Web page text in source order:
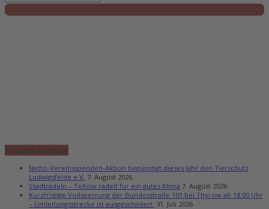
Neueste Beiträge
Netto-Vereinsspenden-Aktion begünstigt dieses Jahr den Tierschutz
Ludwigsfelde e.V. 7. August 2026
Stadtradeln – Teltow radelt für ein gutes Klima 7. August 2026
Kurzfristige Vollsperrung der Bundesstraße 101 bei Thyrow ab 18:00 Uhr
– Umleitungsstrecke ist ausgeschildert 31. Juli 2026